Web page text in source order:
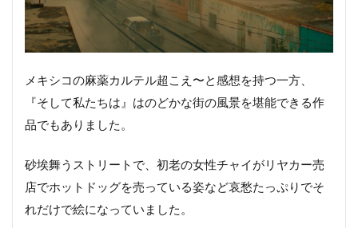
メキシコの麻薬カルテル超こえ〜と感想を持つ一方、
『そして私たちは』はのどかな街の風景を堪能できる作
品でもありました。
砂埃舞うストリートで、初老の女性チャイがリヤカー売
店でホットドッグを売っている姿など哀愁たっぷりでそ
れだけで絵になっていました。